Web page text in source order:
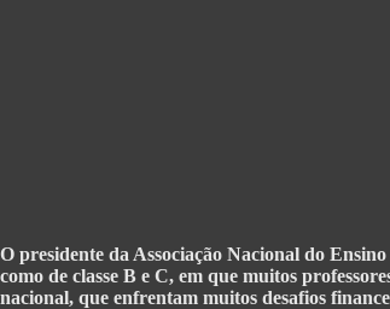
O presidente da Associação Nacional do
como de classe B e C, em que muitos
nacional, que enfrentam muitos desafios